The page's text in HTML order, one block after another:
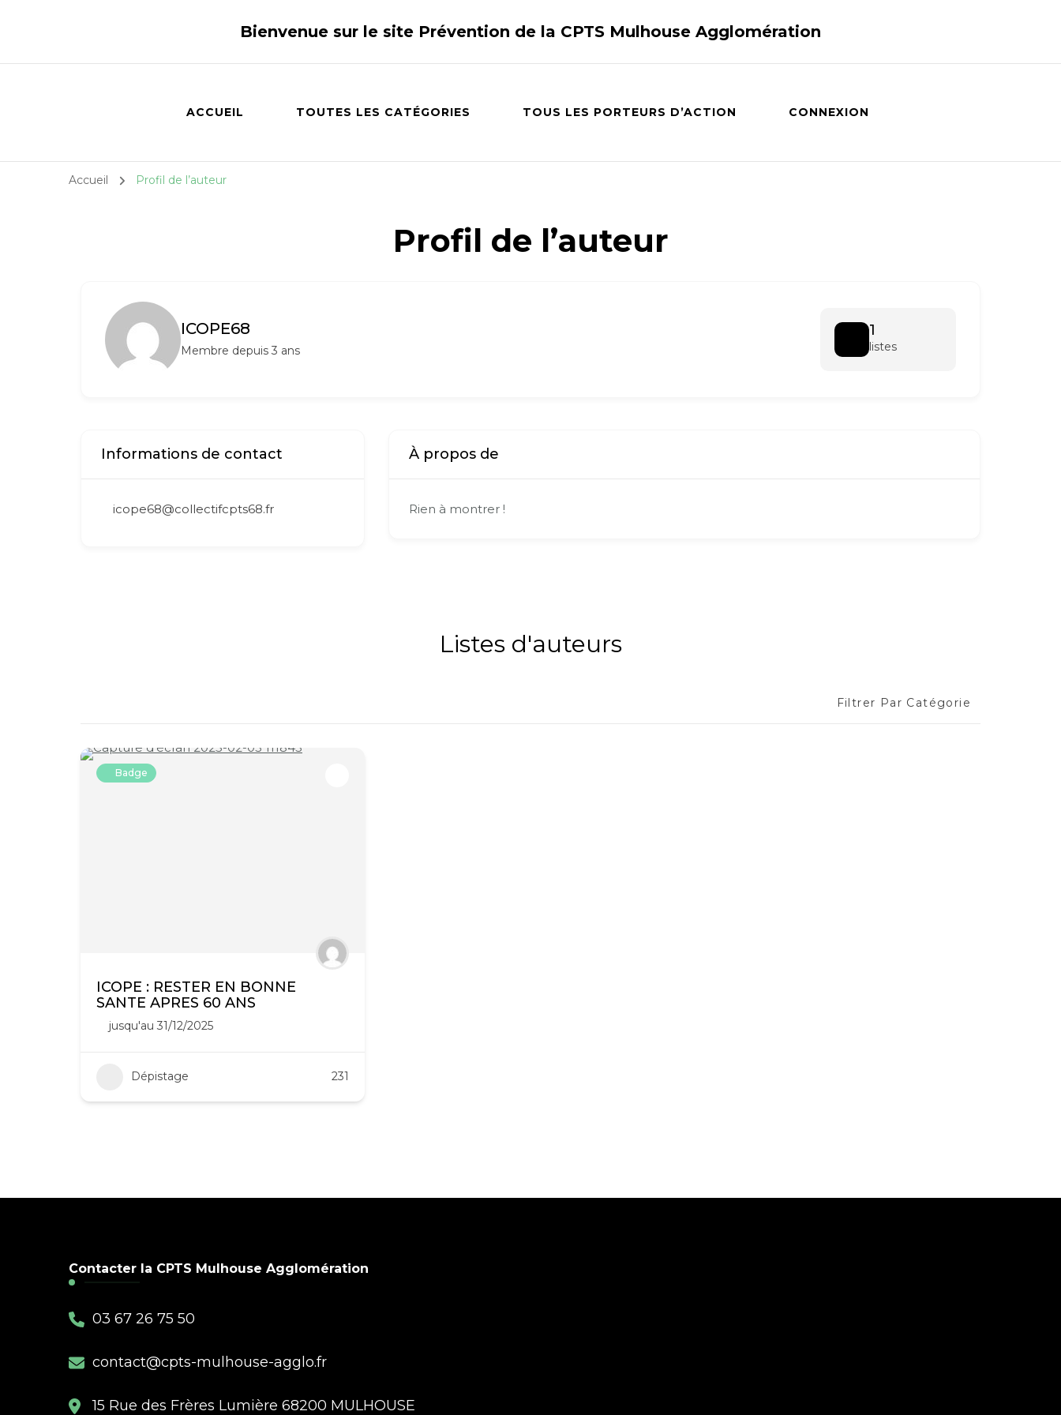
Bienvenue sur le site Prévention de la CPTS Mulhouse Agglomération
ACCUEIL TOUTES LES CATÉGORIES TOUS LES PORTEURS D’ACTION CONNEXION
Accueil Profil de l’auteur
Profil de l’auteur
ICOPE68
Membre depuis 3 ans
1
listes
Informations de contact
icope68@collectifcpts68.fr
À propos de
Rien à montrer !
Listes d'auteurs
Filtrer Par Catégorie
Badge
ICOPE : RESTER EN BONNE
SANTE APRES 60 ANS
jusqu'au 31/12/2025
Dépistage 231
Contacter la CPTS Mulhouse Agglomération
03 67 26 75 50
contact@cpts-mulhouse-agglo.fr
15 Rue des Frères Lumière 68200 MULHOUSE